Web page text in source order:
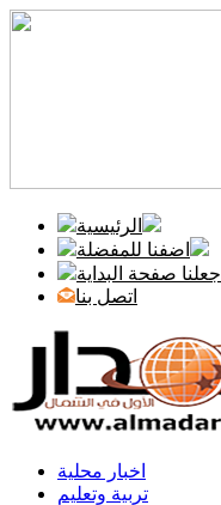
الرئيسية
اضفنا للمفضلة
اجعلنا صفحة البداية
اتصل بنا
اخبار محلية
تربية وتعليم